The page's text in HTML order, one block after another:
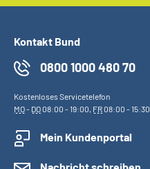
Kontakt Bund
0800 1000 480 70
Kostenloses Servicetelefon
MO- DO08:00 - 19:00, FR08:00 - 15:30
Mein Kundenportal